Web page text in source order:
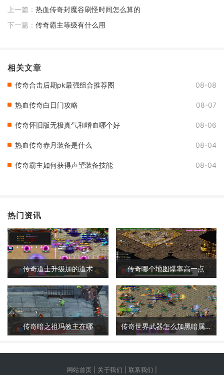
上一篇： 热血传奇封魔谷刷怪时间怎么算的
下一篇： 传奇霸主等级有什么用
相关文章
传奇合击后期pk最强组合推荐图 08-08
热血传奇白日门攻略 08-07
传奇怀旧版无极真气和嗜血哪个好 08-06
热血传奇赤月装备是什么 08-04
传奇霸主如何获得声望装备技能 08-04
热门资讯
传奇道士升级加的道术 传奇哪个地图爆率高一点
传奇暗之祖玛教主在哪 传奇世界武器怎么加黑暗属性
网站首页 | 关于我们 | 联系我们 |